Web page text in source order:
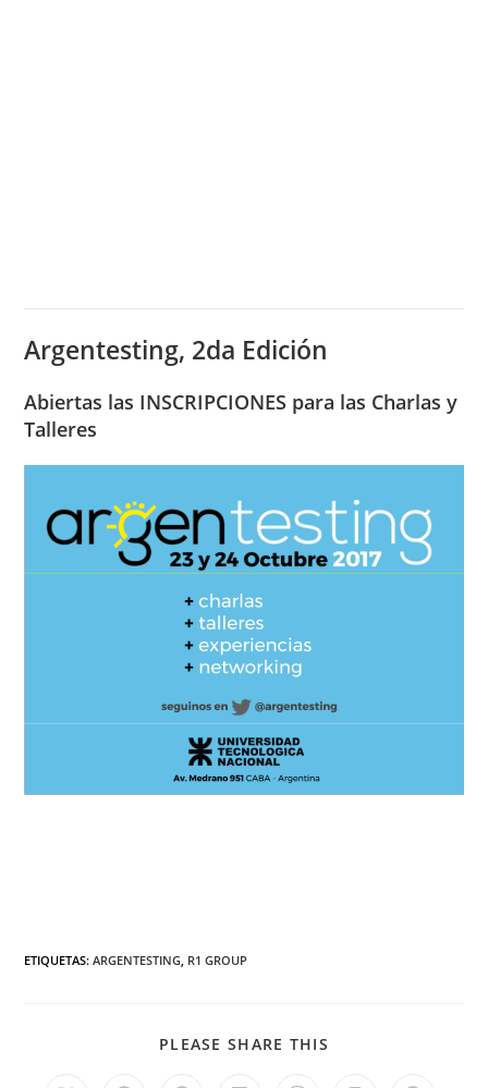
Argentesting, 2da Edición
Abiertas las INSCRIPCIONES para las Charlas y
Talleres
ETIQUETAS:ARGENTESTING R1 GROUP
PLEASE SHARE THIS